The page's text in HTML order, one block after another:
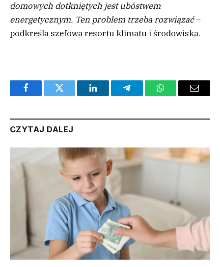
domowych dotkniętych jest ubóstwem
energetycznym. Ten problem trzeba rozwiązać–
podkreśla szefowa resortu klimatu i środowiska.
FacebookTwitter LinkedInTelegramWhatsAppEmail
CZYTAJ DALEJ